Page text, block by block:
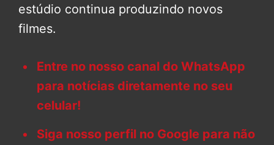
estúdio continua produzindo novos
filmes.
Entre no nosso canal do WhatsApp
para notícias diretamente no seu
celular!
Siga nosso perfil no Google para não